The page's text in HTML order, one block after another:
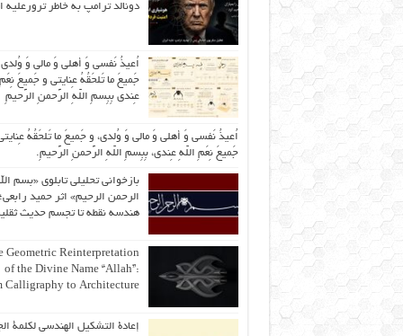
دونالد ترامپ به خاطر ترورعلیه
اُعیذُ نَفسی وَ أهلی وَ مالی وَ
جَمیعَ ما تَلحَقُهُ عِنایتی و جَمیعَ نِعَمِ
عِندی بِبِسمِ اللّهِ الرَّحمنِ الرَّحیمِ
اُعیذُ نَفسی وَ أهلی وَ مالی وَ وُلدی، و جَمیعَ ما تَلحَقُهُ
جَمیعَ نِعَمِ اللّهِ عِندی، بِبِسمِ اللّهِ الرَّحمنِ الرَّحیمِ.
بازخوانی تحلیلی تابلوی «بسم
الرحمن الرحیم» اثر حمید رابعی؛
هندسه نقطه تا تجسم حدیث
Geometric Reinterpretation
of the Divine Name “Allah”:
Calligraphy to Architecture
إعادة التشكيل الهندسي لكلمة